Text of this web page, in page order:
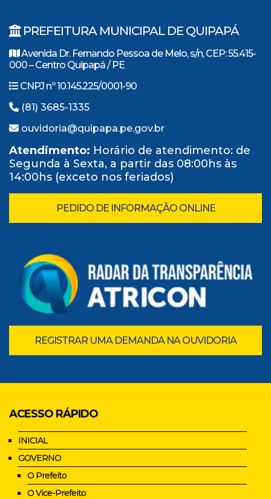
PREFEITURA MUNICIPAL DE QUIPAPÁ
Avenida Dr. Fernando Pessoa de Melo, s/n, CEP: 55.415-
000 – Centro Quipapá / PE
CNPJ nº 10.145.225/0001-90
(81) 3685-1335
ouvidoria@quipapa.pe.gov.br
Atendimento: Horário de atendimento: de
Segunda à Sexta, a partir das 08:00hs às
14:00hs (exceto nos feriados)
PEDIDO DE INFORMAÇÃO ONLINE
REGISTRAR UMA DEMANDA NA OUVIDORIA
ACESSO RÁPIDO
INICIAL
GOVERNO
O Prefeito
O Vice-Prefeito